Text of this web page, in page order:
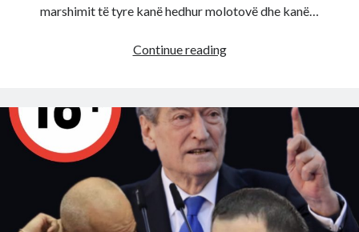
marshimit të tyre kanë hedhur molotovë dhe kanë…
Continue readingE
Berisha
i
kërkon
largimin
mijëra
protestues,